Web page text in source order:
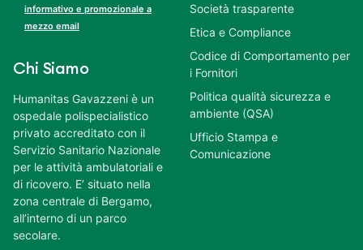
informativo e promozionale a
mezzo email
Chi Siamo
Humanitas Gavazzeni è un
ospedale polispecialistico
privato accreditato con il
Servizio Sanitario Nazionale
per le attività ambulatoriali e
di ricovero. E’ situato nella
zona centrale di Bergamo,
all’interno di un parco
secolare.
Società trasparente
Etica e Compliance
Codice di Comportamento per
i Fornitori
Politica qualità sicurezza e
ambiente (QSA)
Ufficio Stampa e
Comunicazione